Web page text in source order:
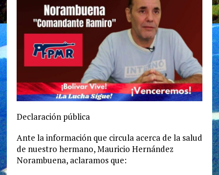
Declaración pública
Ante la información que circula acerca de la salud
de nuestro hermano, Mauricio Hernández
Norambuena, aclaramos que: